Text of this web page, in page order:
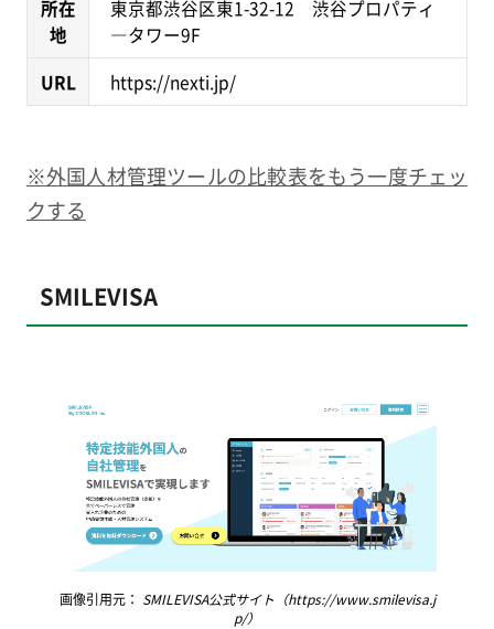
所在
地
東京都渋谷区東1-32-12 渋谷プロパティ
―タワー9F
URL
https://nexti.jp/
※外国人材管理ツールの比較表をもう一度チェッ
クする
SMILEVISA
画像引用元： SMILEVISA公式サイト（https://www.smilevisa.j
p/）